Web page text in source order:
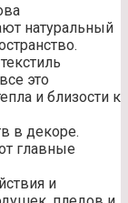
натуральный
это
и близости к
в декоре.
главные
и